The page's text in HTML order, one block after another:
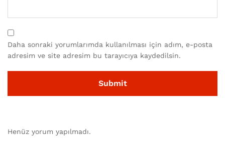
Daha sonraki yorumlarımda kullanılması için adım, e-posta
adresim ve site adresim bu tarayıcıya kaydedilsin.
Henüz yorum yapılmadı.